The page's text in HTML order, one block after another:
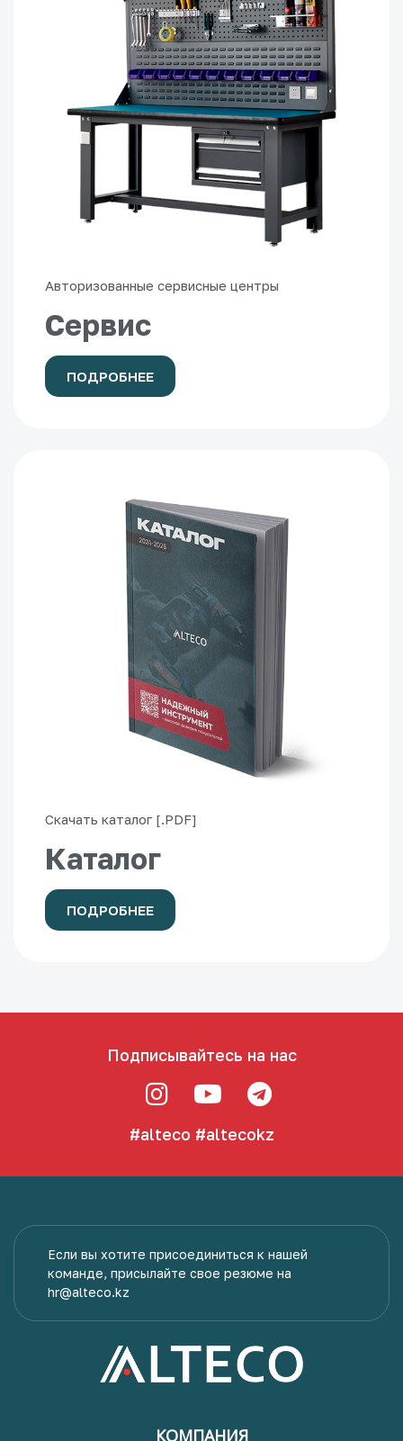
Авторизованные сервисные центры
Сервис
ПОДРОБНЕЕ
Скачать каталог [.PDF]
Каталог
ПОДРОБНЕЕ
Подписывайтесь на нас
#alteco #altecokz
Если вы хотите присоединиться к нашей
команде, присылайте свое резюме на
hr@alteco.kz
КОМПАНИЯ